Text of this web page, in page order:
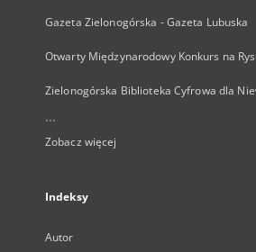
Gazeta Zielonogórska - Gazeta Lubuska
Otwarty Międzynarodowy Konkurs na
Zielonogórska Biblioteka Cyfrowa dla
...
Zobacz więcej
Indeksy
Autor